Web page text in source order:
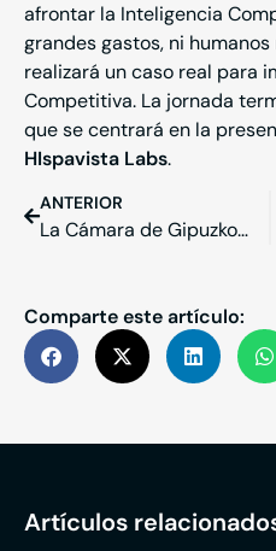
afrontar la Inteligencia
grandes gastos, ni
realizará un caso real para
Competitiva. La jornada
que se centrará en la
HIspavista Labs.
ANTERIOR
La Cámara de Gipuzkoa ha confiado en Hispavista Labs como proveedor de la solución de vigilancia tecnológica
Comparte este artículo:
Artículos